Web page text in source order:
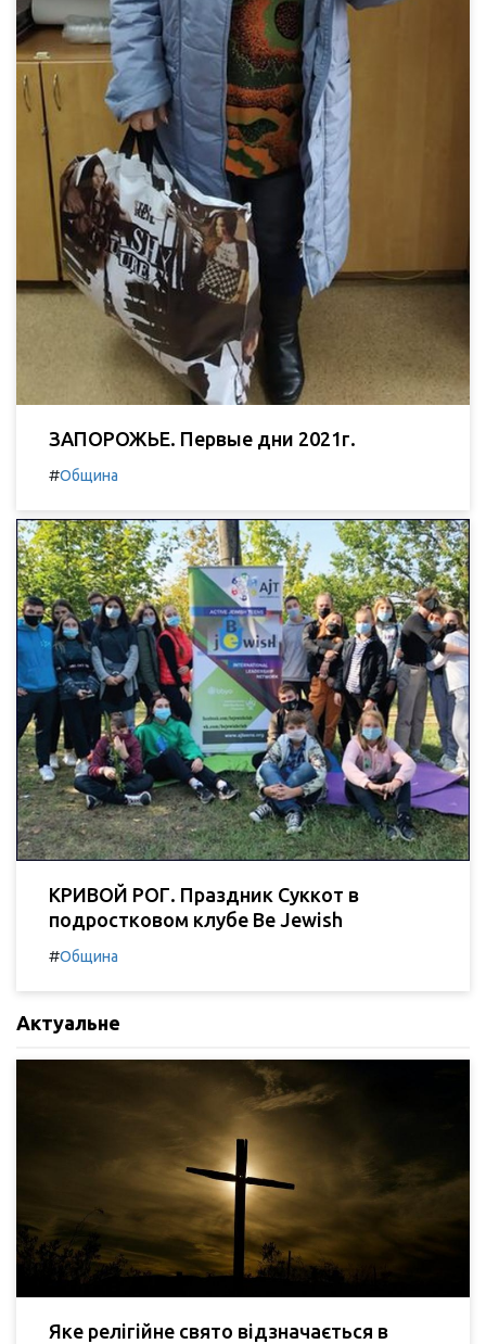
ЗАПОРОЖЬЕ. Первые дни 2021г.
#Община
КРИВОЙ РОГ. Праздник Суккот в
подростковом клубе Be Jewish
#Община
Актуальне
Яке релігійне свято відзначається в